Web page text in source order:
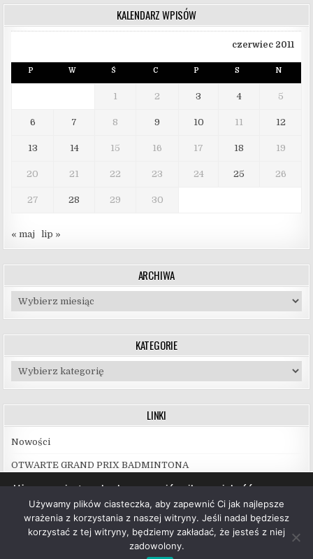
KALENDARZ WPISÓW
czerwiec 2011
P W Ś C P S N
1 2 3 4 5
6 7 8 9 10 11 12
13 14 15 16 17 18 19
20 21 22 23 24 25 26
27 28 29 30
« maj lip »
ARCHIWA
Archiwa
KATEGORIE
Kategorie
LINKI
Nowości
OTWARTE GRAND PRIX BADMINTONA
Copyright © 2026 UKS Hubal Białystok
Używamy ciasteczek, aby zapewnić najlepszą jakość
korzystania z naszej witryny.
Więcej informacji na temat plików ciasteczka, których
używamy, oraz możliwości ich wyłączenia znajdziesz w
ustawieniach.
Używamy plików ciasteczka, aby zapewnić Ci jak najlepsze
wrażenia z korzystania z naszej witryny. Jeśli nadal będziesz
korzystać z tej witryny, będziemy zakładać, że jesteś z niej
zadowolony.